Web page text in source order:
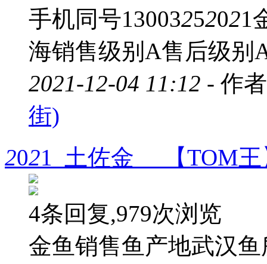
手机同号13003252021
海销售级别A售后级别
2021-12-04 11:12 - 作
街)
2021 土佐金 【TOM王
4条回复,979次浏览
金鱼销售鱼产地武汉